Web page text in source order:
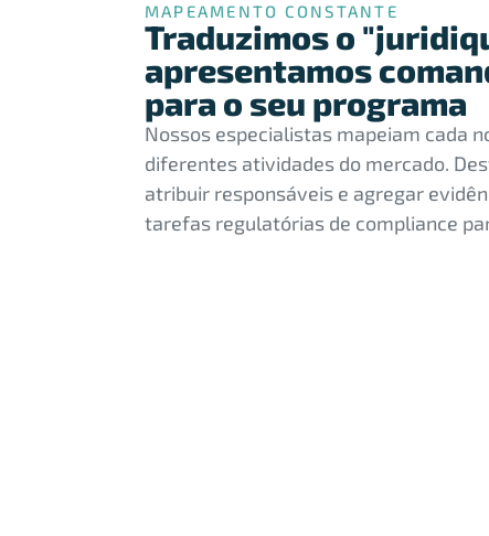
MAPEAMENTO CONSTANTE
Traduzimos o
apresentamos
para o seu programa
Nossos especialistas mapeiam cada
diferentes atividades do mercado.
atribuir responsáveis e agregar
tarefas regulatórias de compliance